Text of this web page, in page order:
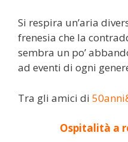
Si respira un’aria
frenesia che la
sembra un po’
ad eventi di ogni
Tra gli amici di
Ospitalità a